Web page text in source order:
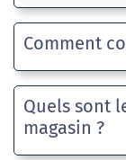
Comment
Quels sont
magasin ?